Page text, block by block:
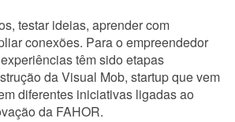
testar ideias, aprender com
conexões. Para o empreendedor
têm sido etapas
da Visual Mob, startup que vem
diferentes iniciativas ligadas ao
da FAHOR.